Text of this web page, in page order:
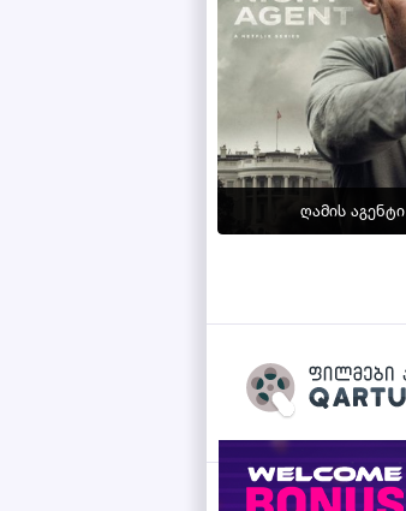
ღამის აგენტი
Qartulad.in © 2026